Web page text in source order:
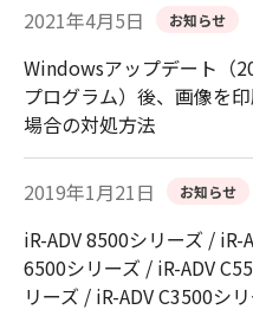
2021年4月5日 お知らせ
Windowsアップデート（
プログラム）後、画像を
場合の対処方法
2019年1月21日 お知らせ
iR-ADV 8500シリーズ / iR-
6500シリーズ / iR-ADV
リーズ / iR-ADV C3500シ